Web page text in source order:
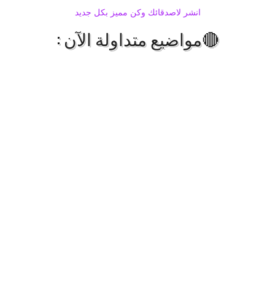
انشر لاصدقائك وكن مميز بكل جديد
🔴مواضيع متداولة الآن :